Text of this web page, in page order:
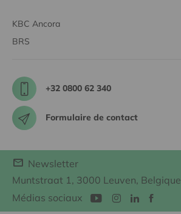
KBC Ancora
BRS
+32 0800 62 340
Formulaire de contact
Newsletter
Muntstraat 1, 3000 Leuven, Belgique
Médias sociaux